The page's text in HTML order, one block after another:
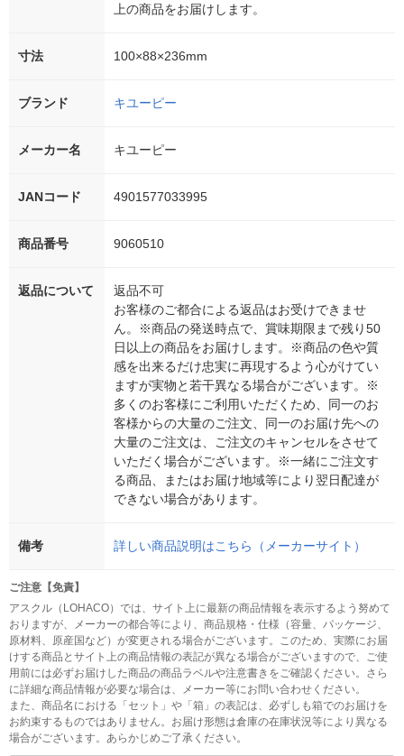
上の商品をお届けします。
寸法 100×88×236mm
ブランド キユーピー
メーカー名 キユーピー
JANコード 4901577033995
商品番号 9060510
返品について
返品不可
お客様のご都合による返品はお受けできませ
ん。※商品の発送時点で、賞味期限まで残り50
日以上の商品をお届けします。※商品の色や質
感を出来るだけ忠実に再現するよう心がけてい
ますが実物と若干異なる場合がございます。※
多くのお客様にご利用いただくため、同一のお
客様からの大量のご注文、同一のお届け先への
大量のご注文は、ご注文のキャンセルをさせて
いただく場合がございます。※一緒にご注文す
る商品、またはお届け地域等により翌日配達が
できない場合があります。
備考 詳しい商品説明はこちら（メーカーサイト）
ご注意【免責】
アスクル（LOHACO）では、サイト上に最新の商品情報を表示するよう努めて
おりますが、メーカーの都合等により、商品規格・仕様（容量、パッケージ、
原材料、原産国など）が変更される場合がございます。このため、実際にお届
けする商品とサイト上の商品情報の表記が異なる場合がございますので、ご使
用前には必ずお届けした商品の商品ラベルや注意書きをご確認ください。さら
に詳細な商品情報が必要な場合は、メーカー等にお問い合わせください。
また、商品名における「セット」や「箱」の表記は、必ずしも箱でのお届けを
お約束するものではありません。お届け形態は倉庫の在庫状況等により異なる
場合がございます。あらかじめご了承ください。